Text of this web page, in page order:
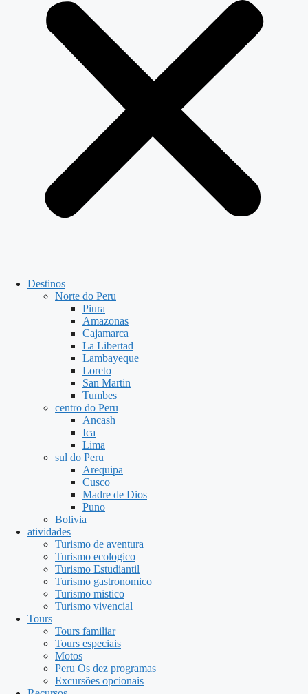
Destinos
Norte do Peru
Piura
Amazonas
Cajamarca
La Libertad
Lambayeque
Loreto
San Martin
Tumbes
centro do Peru
Ancash
Ica
Lima
sul do Peru
Arequipa
Cusco
Madre de Dios
Puno
Bolivia
atividades
Turismo de aventura
Turismo ecologico
Turismo Estudiantil
Turismo gastronomico
Turismo mistico
Turismo vivencial
Tours
Tours familiar
Tours especiais
Motos
Peru Os dez programas
Excursões opcionais